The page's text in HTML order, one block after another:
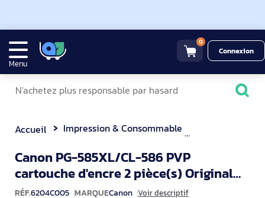
Menu
0
Connexion
Accueil Impression & Consommable
Canon PG-585XL/CL-586 PVP
cartouche d'encre 2 pièce(s) Original
Rendement élevé (XL) Noir, Cyan, Mag
RÉF.6204C005 MARQUECanon Voir descriptif